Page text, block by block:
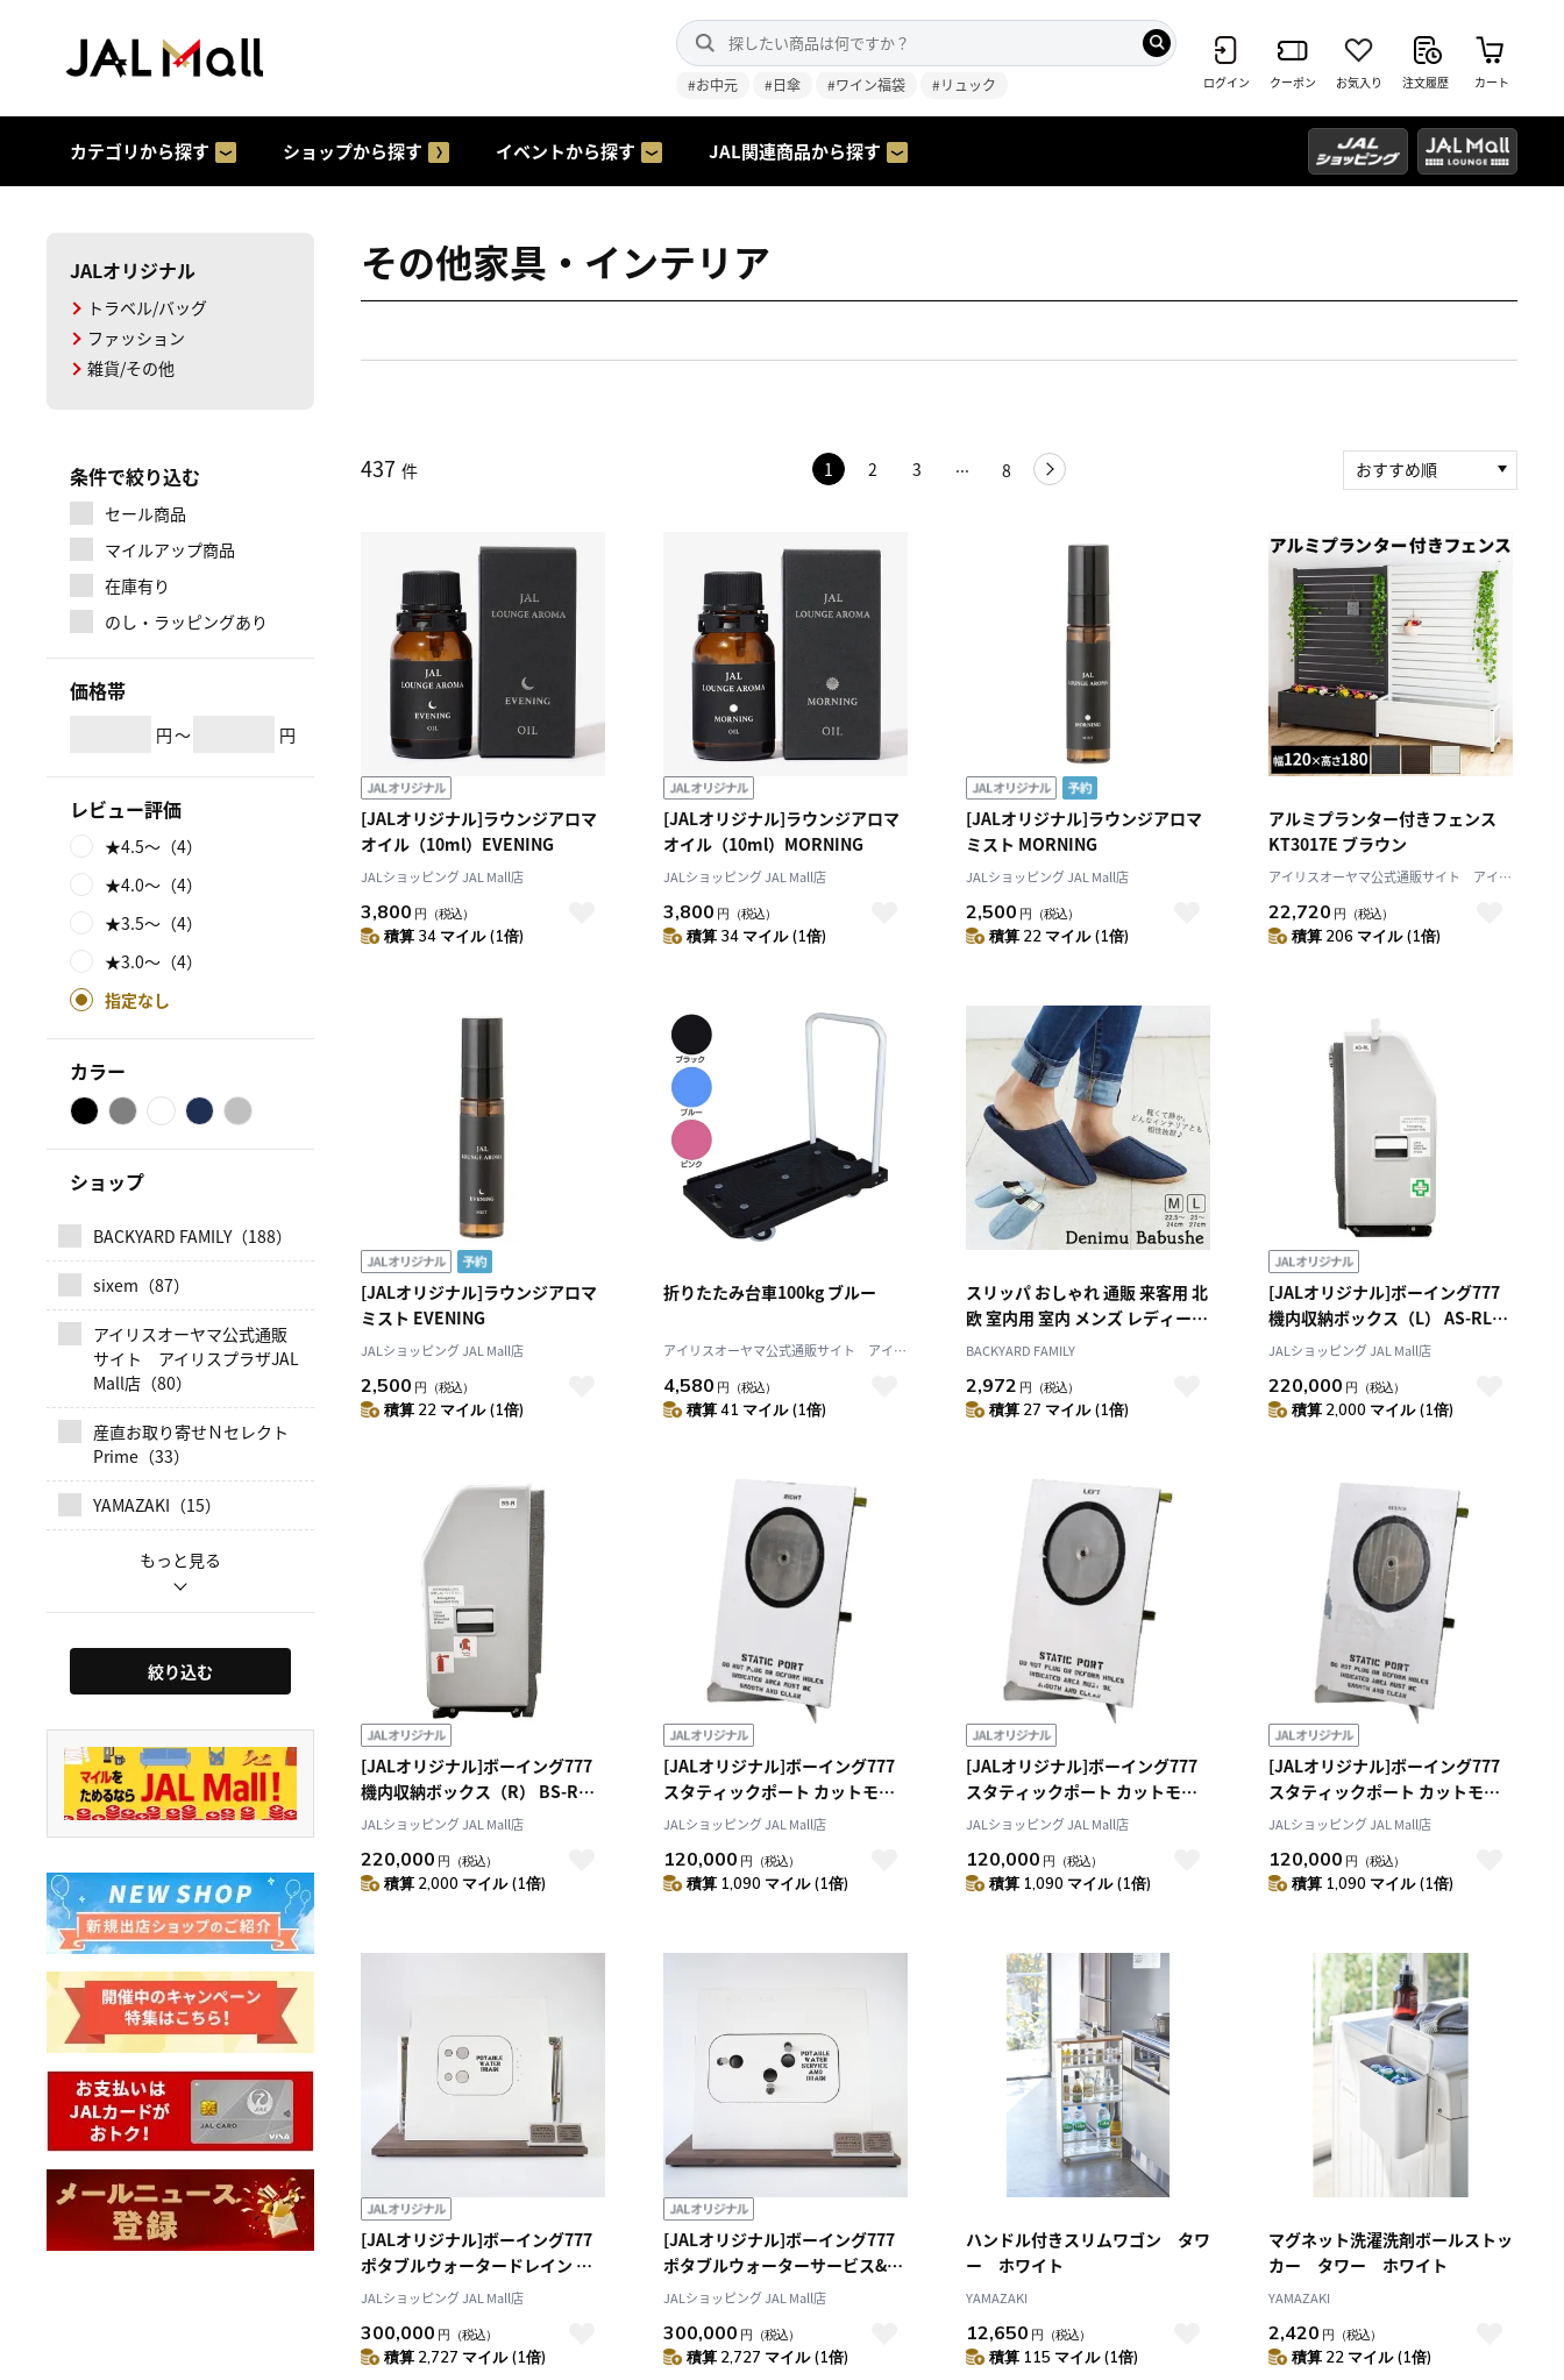
#お中元 #日傘 #ワイン福袋 #リュック ログイン クーポン お気入り 注文履歴 カート
カテゴリから探す ショップから探す イベントから探す JAL関連商品から探す
JALオリジナル
トラベル/バッグ
ファッション
雑貨/その他
マイルアップ商品
条件で絞り込む
セール商品
在庫有り
のし・ラッピングあり
価格帯
円～ 円
カラー
レビュー評価
★4.5～（4）
★4.0～（4）
★3.5～（4）
★3.0～（4）
指定なし
ショップ
BACKYARD FAMILY（188）
sixem（87）
アイリスオーヤマ公式通販
サイト アイリスプラザJAL
Mall店（80）
産直お取り寄せＮセレクト
Prime（33）
YAMAZAKI（15）
絞り込む
その他家具・インテリア
437 件 1 2 3 8
おすすめ順
積算マイル率（高い
順）
人気順
レビュー件数（多い
順）
レビュー評価（高い
順）
価格（安い順）
価格（高い順）
[JALオリジナル]ラウンジアロマ
オイル（10ml）EVENING
JALショッピング JAL Mall店
3,800 円 （税込）
積算 34 マイル (1倍)
[JALオリジナル]ラウンジアロマ
オイル（10ml）MORNING
JALショッピング JAL Mall店
3,800 円 （税込）
積算 34 マイル (1倍)
[JALオリジナル]ラウンジアロマ
ミスト MORNING
JALショッピング JAL Mall店
2,500 円 （税込）
積算 22 マイル (1倍)
アルミプランター付きフェンス
KT3017E ブラウン
アイリスオーヤマ公式通販サイト アイリ
22,720 円 （税込）
積算 206 マイル (1倍)
[JALオリジナル]ラウンジアロマ
ミスト EVENING
JALショッピング JAL Mall店
2,500 円 （税込）
積算 22 マイル (1倍)
折りたたみ台車100kg ブルー
アイリスオーヤマ公式通販サイト アイリ
4,580 円 （税込）
積算 41 マイル (1倍)
スリッパ おしゃれ 通販 来客用 北
欧 室内用 室内 メンズ レディース
ルームシューズ かかと付き バブ
夏 冬 秋冬 入学式 参観日 授業参
観 オフィス 学校行事 デニムスリ
BACKYARD FAMILY
2,972 円 （税込）
積算 27 マイル (1倍)
[JALオリジナル]ボーイング777
機内収納ボックス（L） AS-RL
（JA8978）
JALショッピング JAL Mall店
220,000 円 （税込）
積算 2,000 マイル (1倍)
[JALオリジナル]ボーイング777
機内収納ボックス（R） BS-R
（JA8978）
JALショッピング JAL Mall店
220,000 円 （税込）
積算 2,000 マイル (1倍)
[JALオリジナル]ボーイング777
スタティックポート カットモデ
ル（RIGHT）
JALショッピング JAL Mall店
120,000 円 （税込）
積算 1,090 マイル (1倍)
[JALオリジナル]ボーイング777
スタティックポート カットモデ
ル（LEFT）
JALショッピング JAL Mall店
120,000 円 （税込）
積算 1,090 マイル (1倍)
[JALオリジナル]ボーイング777
スタティックポート カットモデ
ル（CENTER）
JALショッピング JAL Mall店
120,000 円 （税込）
積算 1,090 マイル (1倍)
[JALオリジナル]ボーイング777
ポタブルウォータードレイン カ
ットモデル
JALショッピング JAL Mall店
300,000 円 （税込）
積算 2,727 マイル (1倍)
[JALオリジナル]ボーイング777
ポタブルウォーターサービス&ド
レイン カットモデル
JALショッピング JAL Mall店
300,000 円 （税込）
積算 2,727 マイル (1倍)
ハンドル付きスリムワゴン タワ
ー ホワイト
YAMAZAKI
12,650 円 （税込）
積算 115 マイル (1倍)
マグネット洗濯洗剤ボールストッ
カー タワー ホワイト
YAMAZAKI
2,420 円 （税込）
積算 22 マイル (1倍)